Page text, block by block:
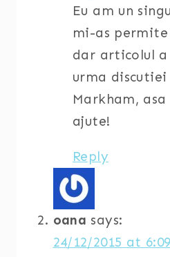
Eu am un
mi-as
dar articolul
urma discutiei
Markham,
ajute!
Reply
oana says:
24/12/2015 at